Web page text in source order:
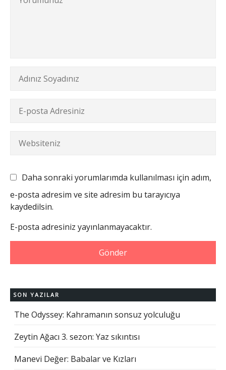
Daha sonraki yorumlarımda kullanılması için adım,
e-posta adresim ve site adresim bu tarayıcıya
kaydedilsin.
E-posta adresiniz yayınlanmayacaktır.
SON YAZILAR
The Odyssey: Kahramanın sonsuz yolculuğu
Zeytin Ağacı 3. sezon: Yaz sıkıntısı
Manevi Değer: Babalar ve Kızları